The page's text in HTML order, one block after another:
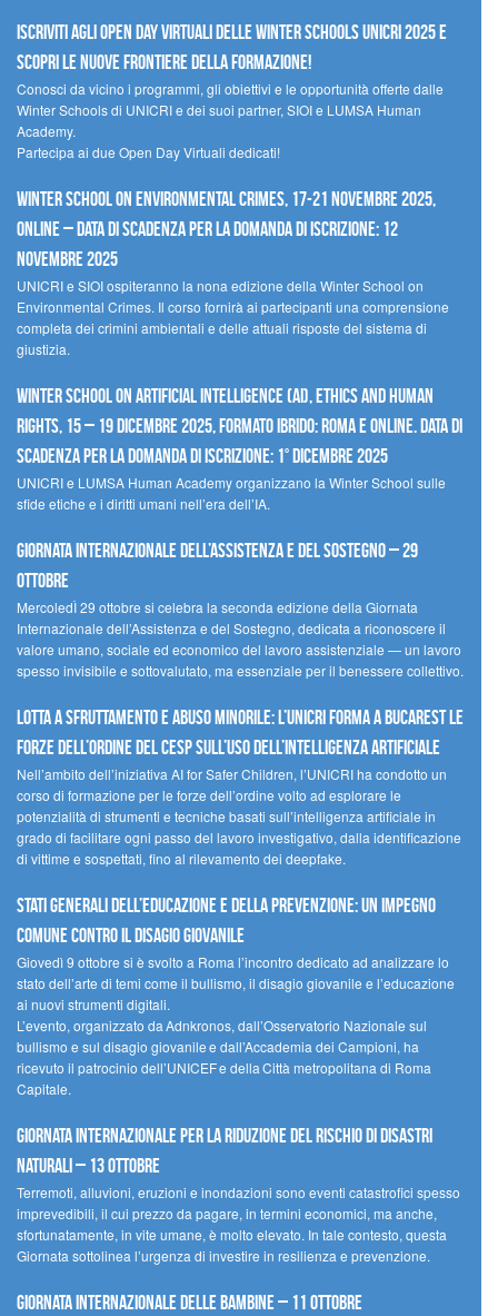
Iscriviti agli Open Day Virtuali delle Winter Schools UNICRI 2025 e
scopri le nuove frontiere della formazione!
Conosci da vicino i programmi, gli obiettivi e le opportunità offerte dalle
Winter Schools di UNICRI e dei suoi partner, SIOI e LUMSA Human
Academy.
Partecipa ai due Open Day Virtuali dedicati!
Winter School on Environmental Crimes, 17-21 novembre 2025,
Online – Data di scadenza per la domanda di iscrizione: 12
novembre 2025
UNICRI e SIOI ospiteranno la nona edizione della Winter School on
Environmental Crimes. Il corso fornirà ai partecipanti una comprensione
completa dei crimini ambientali e delle attuali risposte del sistema di
giustizia.
Winter School on Artificial Intelligence (AI), Ethics and Human
Rights, 15 – 19 dicembre 2025, Formato Ibrido: Roma e online. Data di
scadenza per la domanda di iscrizione: 1° dicembre 2025
UNICRI e LUMSA Human Academy organizzano la Winter School sulle
sfide etiche e i diritti umani nell’era dell’IA.
Giornata internazionale dell’assistenza e del sostegno – 29
ottobre
MercoledÌ 29 ottobre si celebra la seconda edizione della Giornata
Internazionale dell’Assistenza e del Sostegno, dedicata a riconoscere il
valore umano, sociale ed economico del lavoro assistenziale — un lavoro
spesso invisibile e sottovalutato, ma essenziale per il benessere collettivo.
Lotta a sfruttamento e abuso minorile: l’UNICRI forma a Bucarest le
forze dell’ordine del CESP sull’uso dell’Intelligenza Artificiale
Nell’ambito dell’iniziativa AI for Safer Children, l’UNICRI ha condotto un
corso di formazione per le forze dell’ordine volto ad esplorare le
potenzialità di strumenti e tecniche basati sull’intelligenza artificiale in
grado di facilitare ogni passo del lavoro investigativo, dalla identificazione
di vittime e sospettati, fino al rilevamento dei deepfake.
Stati Generali dell’Educazione e della Prevenzione: un impegno
comune contro il disagio giovanile
Giovedì 9 ottobre si è svolto a Roma l’incontro dedicato ad analizzare lo
stato dell’arte di temi come il bullismo, il disagio giovanile e l’educazione
ai nuovi strumenti digitali.
L’evento, organizzato da Adnkronos, dall’Osservatorio Nazionale sul
bullismo e sul disagio giovanile e dall’Accademia dei Campioni, ha
ricevuto il patrocinio dell’UNICEF e della Città metropolitana di Roma
Capitale.
Giornata internazionale per la riduzione del rischio di disastri
naturali – 13 ottobre
Terremoti, alluvioni, eruzioni e inondazioni sono eventi catastrofici spesso
imprevedibili, il cui prezzo da pagare, in termini economici, ma anche,
sfortunatamente, in vite umane, è molto elevato. In tale contesto, questa
Giornata sottolinea l’urgenza di investire in resilienza e prevenzione.
Giornata internazionale delle bambine – 11 ottobre